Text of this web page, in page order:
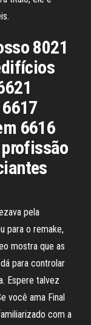
8021
6616
pela
para o remake,
mostra que as
para controlar
Espere talvez
você ama Final
com a